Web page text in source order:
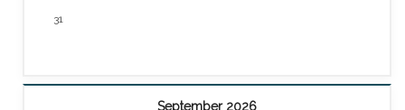
31
September 2026